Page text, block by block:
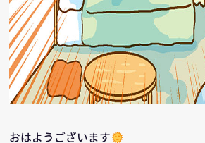
おはようございます